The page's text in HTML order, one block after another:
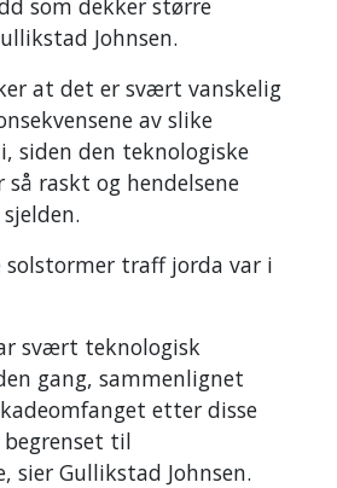
som dekker større
Johnsen.
at det er svært vanskelig
av slike
siden den teknologiske
raskt og hendelsene
solstormer traff jorda var i
svært teknologisk
gang, sammenlignet
etter disse
begrenset til
sier Gullikstad Johnsen.